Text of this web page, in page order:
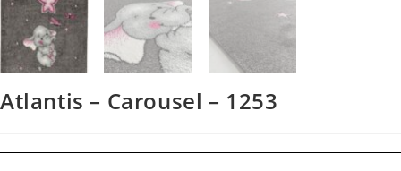
Atlantis – Carousel – 1253